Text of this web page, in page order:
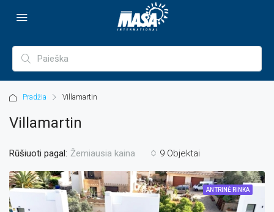
Pradžia Villamartin
Villamartin
9 Objektai
Rūšiuoti pagal: Žemiausia kaina
ANTRINĖ RINKA